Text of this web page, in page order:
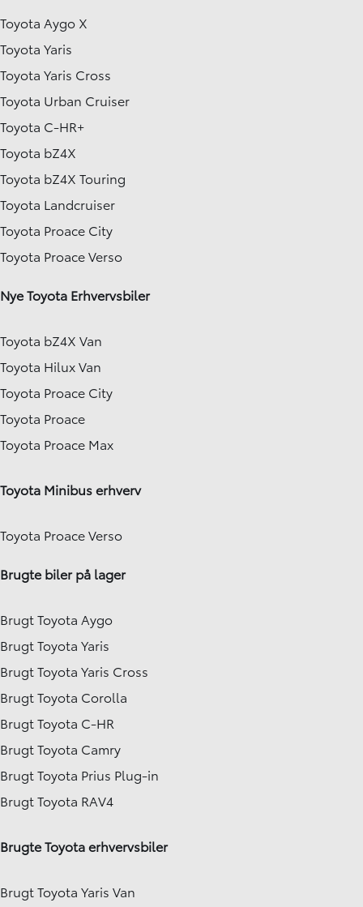
Toyota Aygo X
Toyota Yaris
Toyota Yaris Cross
Toyota Urban Cruiser
Toyota C-HR+
Toyota bZ4X
Toyota bZ4X Touring
Toyota Landcruiser
Toyota Proace City
Toyota Proace Verso
Nye Toyota Erhvervsbiler
Toyota bZ4X Van
Toyota Hilux Van
Toyota Proace City
Toyota Proace
Toyota Proace Max
Toyota Minibus erhverv
Toyota Proace Verso
Brugte biler på lager
Brugt Toyota Aygo
Brugt Toyota Yaris
Brugt Toyota Yaris Cross
Brugt Toyota Corolla
Brugt Toyota C-HR
Brugt Toyota Camry
Brugt Toyota Prius Plug-in
Brugt Toyota RAV4
Brugte Toyota erhvervsbiler
Brugt Toyota Yaris Van